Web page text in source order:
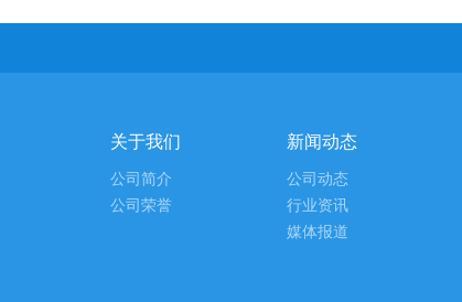
关于我们
公司简介
公司荣誉
新闻动态
公司动态
行业资讯
媒体报道